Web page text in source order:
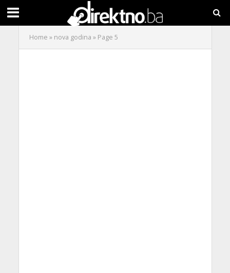
Home » nova godina » Page 5